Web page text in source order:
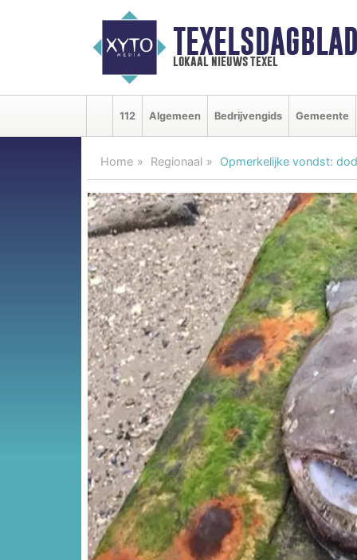
lokaal nieuws texel
112 Algemeen Bedrijvengids Gemeente
Home Regionaal Opmerkelijke vondst: